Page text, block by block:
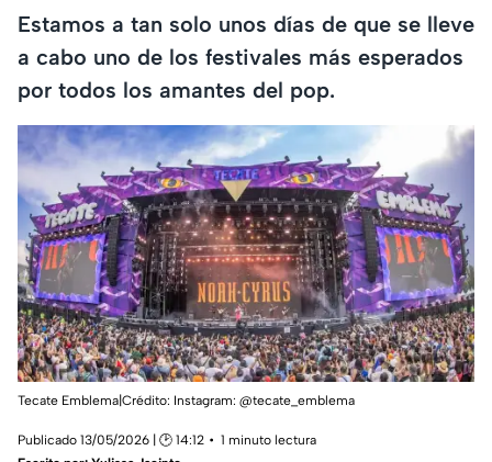
Estamos a tan solo unos días de que se lleve
a cabo uno de los festivales más esperados
por todos los amantes del pop.
Tecate Emblema|Crédito: Instagram: @tecate_emblema
Publicado 13/05/2026 | 🕑 14:12
1 minuto lectura